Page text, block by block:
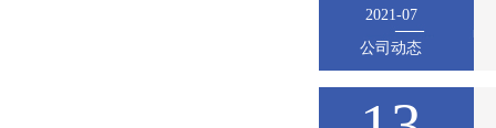
2021-07
公司动态